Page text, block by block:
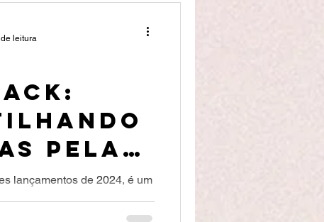
pela
lançamentos de 2024, é um
leitura